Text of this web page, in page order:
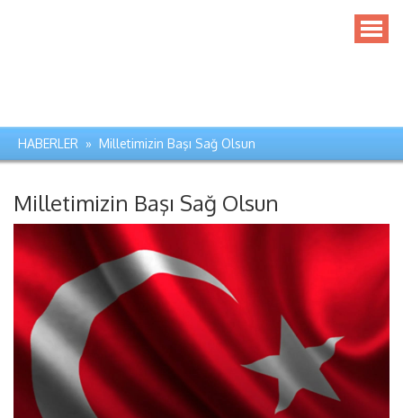
HABERLER » Milletimizin Başı Sağ Olsun
Milletimizin Başı Sağ Olsun